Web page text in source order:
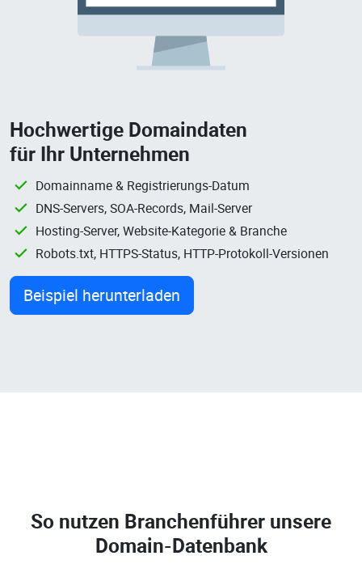
Hochwertige Domaindaten
für Ihr Unternehmen
Domainname & Registrierungs-Datum
DNS-Servers, SOA-Records, Mail-Server
Hosting-Server, Website-Kategorie & Branche
Robots.txt, HTTPS-Status, HTTP-Protokoll-Versionen
Beispiel herunterladen
So nutzen Branchenführer unsere
Domain-Datenbank